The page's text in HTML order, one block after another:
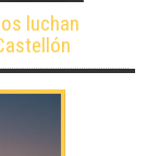
luchan